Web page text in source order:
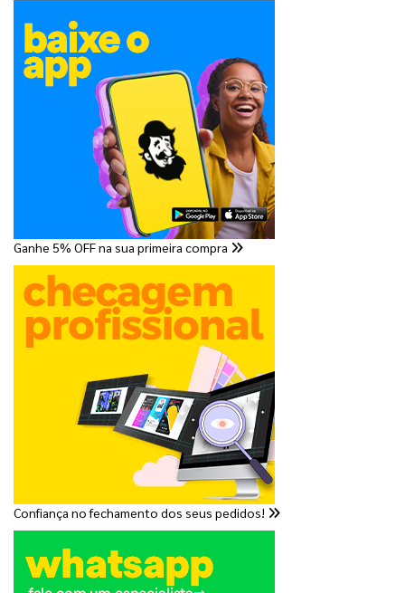
Ganhe 5% OFF na sua primeira compra
Confiança no fechamento dos seus pedidos!